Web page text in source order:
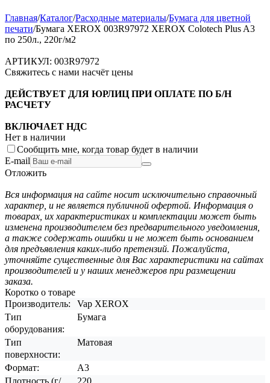
Главная/Каталог/Расходные материалы/Бумага для цветной
печати/Бумага XEROX 003R97972 XEROX Colotech Plus A3
по 250л., 220г/м2
АРТИКУЛ: 003R97972
Свяжитесь с нами насчёт цены
ДЕЙСТВУЕТ ДЛЯ ЮРЛИЦ ПРИ ОПЛАТЕ ПО Б/Н
РАСЧЕТУ
ВКЛЮЧАЕТ НДС
Нет в наличии
Сообщить мне, когда товар будет в наличии
E-mail
Отложить
Вся информация на сайте носит исключительно справочный
характер, и не является публичной офертой. Информация о
товарах, их характеристиках и комплектации может быть
изменена производителем без предварительного уведомления,
а также содержать ошибки и не может быть основанием
для предъявления каких-либо претензий. Пожалуйста,
уточняйте существенные для Вас характеристики на сайтах
производителей и у наших менеджеров при размещении
заказа.
Коротко о товаре
Производитель:
Vap XEROX
Тип
оборудования:
Бумага
Тип
поверхности:
Матовая
Формат:
A3
Плотность (г/
220